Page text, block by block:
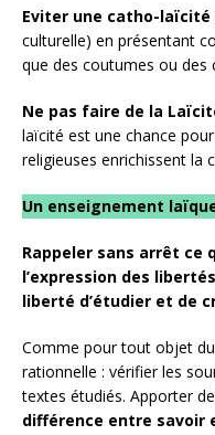
Eviter une catho-laïcité
culturelle) en présentant
que des coutumes ou des
Ne pas faire de la
laïcité est une chance
religieuses enrichissent la
Un enseignement
Rappeler sans arrêt ce
l’expression des
liberté d’étudier et de
Comme pour tout objet
rationnelle : vérifier les
textes étudiés. Apporter
différence entre savoir